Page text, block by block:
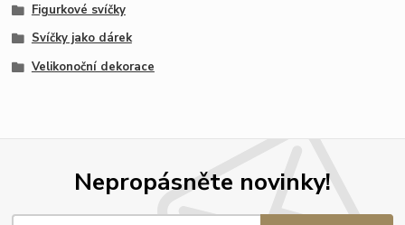
Figurkové svíčky
Svíčky jako dárek
Velikonoční dekorace
Nepropásněte novinky!